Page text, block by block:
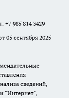
985 814 3429
05 сентября 2025
сведений,
"Интернет",